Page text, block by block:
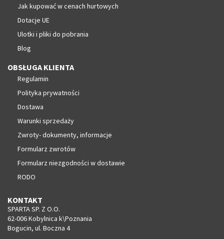
Jak kupować w cenach hurtowych
Dotacje UE
Ulotki i pliki do pobrania
Blog
OBSŁUGA KLIENTA
Regulamin
Polityka prywatności
Dostawa
Warunki sprzedaży
Zwroty- dokumenty, informacje
Formularz zwrotów
Formularz niezgodności w dostawie
RODO
KONTAKT
SPARTA SP. Z O.O.
62-006 Kobylnica k\Poznania
Bogucin, ul. Boczna 4